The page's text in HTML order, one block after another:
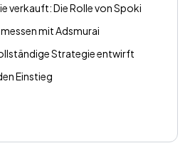
verkauft: Die Rolle von Spoki
mit Adsmurai
Strategie entwirft
Einstieg